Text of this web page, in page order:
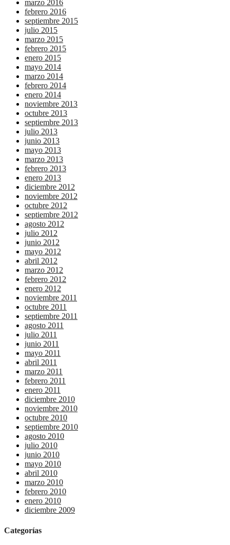
marzo 2016
febrero 2016
septiembre 2015
julio 2015
marzo 2015
febrero 2015
enero 2015
mayo 2014
marzo 2014
febrero 2014
enero 2014
noviembre 2013
octubre 2013
septiembre 2013
julio 2013
junio 2013
mayo 2013
marzo 2013
febrero 2013
enero 2013
diciembre 2012
noviembre 2012
octubre 2012
septiembre 2012
agosto 2012
julio 2012
junio 2012
mayo 2012
abril 2012
marzo 2012
febrero 2012
enero 2012
noviembre 2011
octubre 2011
septiembre 2011
agosto 2011
julio 2011
junio 2011
mayo 2011
abril 2011
marzo 2011
febrero 2011
enero 2011
diciembre 2010
noviembre 2010
octubre 2010
septiembre 2010
agosto 2010
julio 2010
junio 2010
mayo 2010
abril 2010
marzo 2010
febrero 2010
enero 2010
diciembre 2009
Categorías